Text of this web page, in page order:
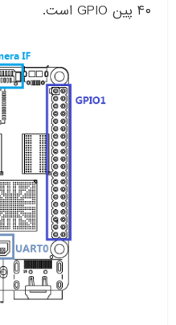
۴۰ پین GPIO است.